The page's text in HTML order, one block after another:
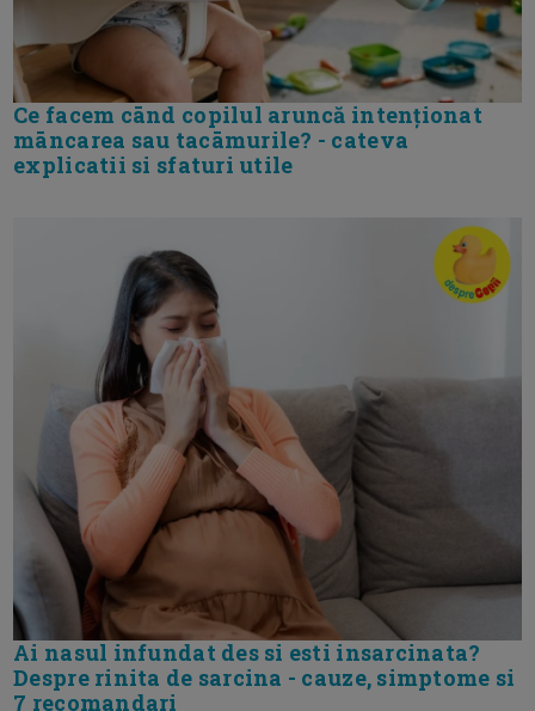
Ce facem cānd copilul aruncă intenționat
māncarea sau tacāmurile? - cateva
explicatii si sfaturi utile
Ai nasul infundat des si esti insarcinata?
Despre rinita de sarcina - cauze, simptome si
7 recomandari